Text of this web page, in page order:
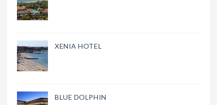
XENIA HOTEL
BLUE DOLPHIN